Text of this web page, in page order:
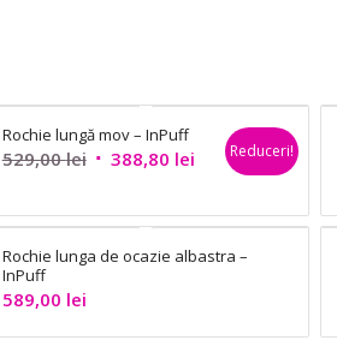
Rochie lungă mov – InPuff
529,00lei Prețul
a
fost:
388,80 leiPrețul
este:
Reduceri!
Rochie lunga de ocazie albastra –
InPuff
589,00 lei